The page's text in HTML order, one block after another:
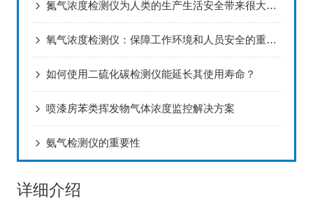
氮气浓度检测仪为人类的生产生活安全带来很大的保障
氧气浓度检测仪：保障工作环境和人员安全的重要工具
如何使用二硫化碳检测仪能延长其使用寿命？
喷漆房苯类挥发物气体浓度监控解决方案
氨气检测仪的重要性
详细介绍